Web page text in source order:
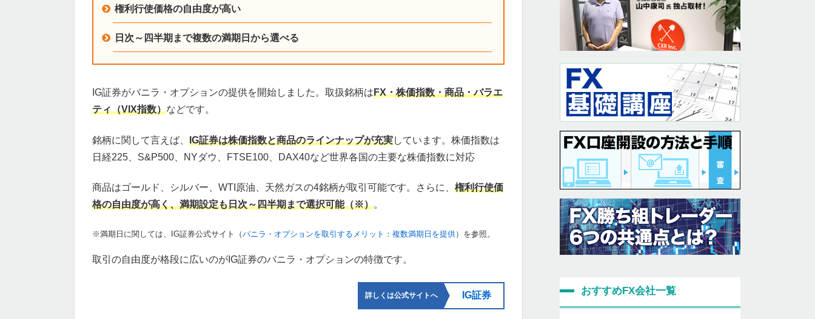
権利行使価格の自由度が高い
日次～四半期まで複数の満期日から選べる
IG証券がバニラ・オプションの提供を開始しました。取扱銘柄はFX・株価指数・商品・バラエ
ティ（VIX指数）などです。
銘柄に関して言えば、 IG証券は株価指数と商品のラインナップが充実しています。株価指数は
日経225、S&P500、NYダウ、FTSE100、DAX40など世界各国の主要な株価指数に対応
商品はゴールド、シルバー、WTI原油、天然ガスの4銘柄が取引可能です。さらに、 権利行使価
格の自由度が高く、満期設定も日次～四半期まで選択可能（※）。
※満期日に関しては、IG証券公式サイト（バニラ・オプションを取引するメリット：複数満期日を提供）を参照。
取引の自由度が格段に広いのがIG証券のバニラ・オプションの特徴です。
詳しくは公式サイトへ IG証券 おすすめFX会社一覧